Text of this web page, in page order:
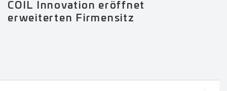
COIL Innovation eröffnet
erweiterten Firmensitz